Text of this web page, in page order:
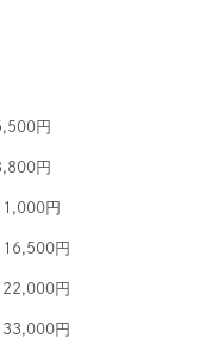
円
円
円
円
円
円